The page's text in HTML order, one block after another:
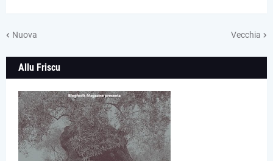
Nuova Vecchia
Allu Friscu